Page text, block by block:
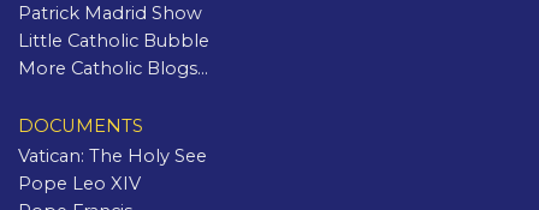
Patrick Madrid Show
Little Catholic Bubble
More Catholic Blogs...
DOCUMENTS
Vatican: The Holy See
Pope Leo XIV